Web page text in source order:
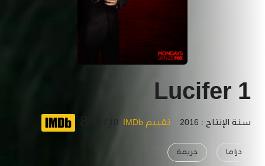
Lucifer 1
سنة الإنتاج : 2016 تقييم IMDb 10 /
8.1
دراما جريمة